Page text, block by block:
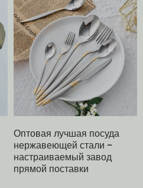
Оптовая лучшая посуда
нержавеющей стали -
настраиваемый завод
прямой поставки